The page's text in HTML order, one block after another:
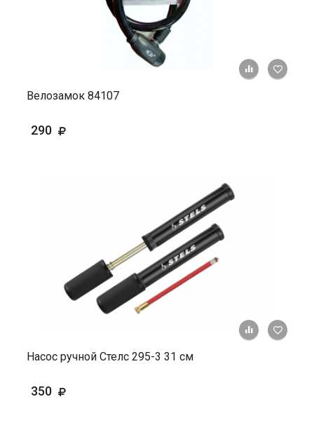
+ К
Велозамок 84107
290
+ К
Насос ручной Стелс 295-3 31 см
350